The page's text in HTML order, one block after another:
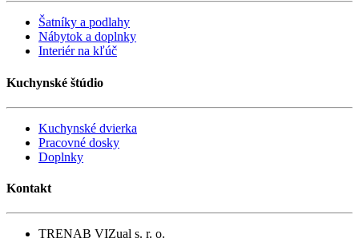
Šatníky a podlahy
Nábytok a doplnky
Interiér na kľúč
Kuchynské štúdio
Kuchynské dvierka
Pracovné dosky
Doplnky
Kontakt
TRENAB VIZual s. r. o.